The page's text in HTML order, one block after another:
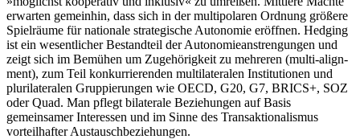
erwarten gemeinhin, dass sich in der multipolaren Ordnung größere
Spiel­räume für nationale strategische Autonomie eröff­nen. Hedging
ist ein wesentlicher Bestandteil der Autonomieanstrengungen und
zeigt sich im Bemühen um Zugehörigkeit zu mehreren (multi-align­
ment), zum Teil konkurrierenden multilateralen Institutionen und
plurilateralen Gruppierungen wie OECD, G20, G7, BRICS+, SOZ
oder Quad. Man pflegt bilaterale Beziehungen auf Basis
gemeinsamer Inter­essen und im Sinne des Transaktionalismus
vorteilhafter Austauschbeziehungen.